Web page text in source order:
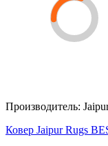
Производитель:
Ковер Jaipur Rugs